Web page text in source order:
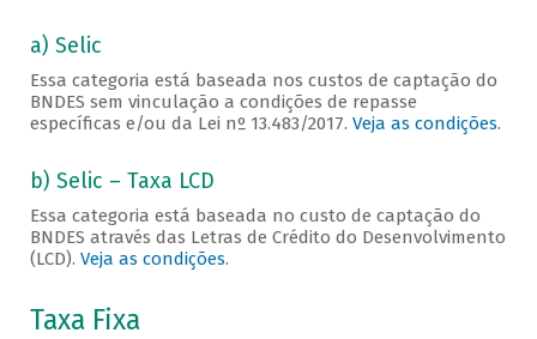
a) Selic
Essa categoria está baseada nos custos de captação do
BNDES sem vinculação a condições de repasse
específicas e/ou da Lei nº 13.483/2017. Veja as condições.
b) Selic – Taxa LCD
Essa categoria está baseada no custo de captação do
BNDES através das Letras de Crédito do Desenvolvimento
(LCD). Veja as condições.
Taxa Fixa